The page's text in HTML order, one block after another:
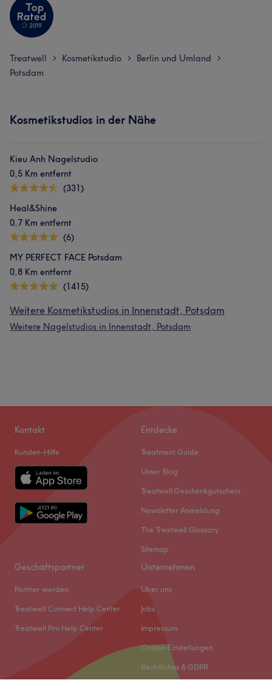
Treatwell > Kosmetikstudio > Berlin und Umland >
Potsdam
Kosmetikstudios in der Nähe
Kieu Anh Nagelstudio
0,5 Km entfernt
(331)
Heal&Shine
0,7 Km entfernt
(6)
MY PERFECT FACE Potsdam
0,8 Km entfernt
(1415)
Weitere Kosmetikstudios in Innenstadt, Potsdam
Weitere Nagelstudios in Innenstadt, Potsdam
Kontakt
Kunden-Hilfe
Entdecke
Treatment Guide
Unser Blog
Treatwell Geschenkgutschein
Newsletter Anmeldung
The Treatwell Glossary
Sitemap
Geschäftspartner
Partner werden
Treatwell Connect Help Center
Treatwell Pro Help Center
Unternehmen
Über uns
Jobs
Impressum
Cookie-Einstellungen
Rechtliches & GDPR